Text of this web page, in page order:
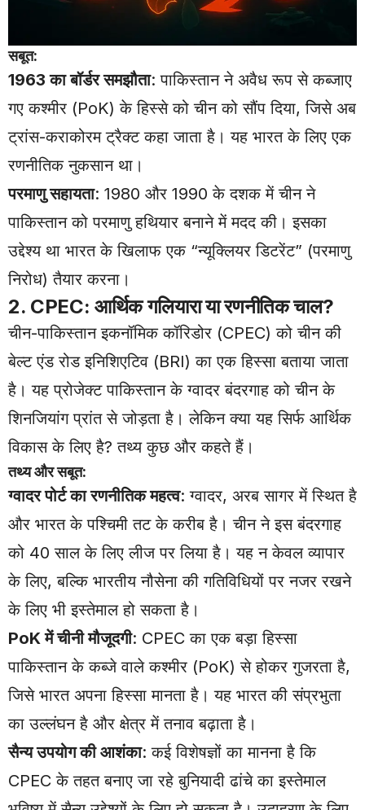
सबूत:
1963 का बॉर्डर समझौता: पाकिस्तान ने अवैध रूप से कब्जाए
गए कश्मीर (PoK) के हिस्से को चीन को सौंप दिया, जिसे अब
ट्रांस-कराकोरम ट्रैक्ट कहा जाता है। यह भारत के लिए एक
रणनीतिक नुकसान था।
परमाणु सहायता: 1980 और 1990 के दशक में चीन ने
पाकिस्तान को परमाणु हथियार बनाने में मदद की। इसका
उद्देश्य था भारत के खिलाफ एक “न्यूक्लियर डिटरेंट” (परमाणु
निरोध) तैयार करना।
2. CPEC: आर्थिक गलियारा या रणनीतिक चाल?
चीन-पाकिस्तान इकनॉमिक कॉरिडोर (CPEC) को चीन की
बेल्ट एंड रोड इनिशिएटिव (BRI) का एक हिस्सा बताया जाता
है। यह प्रोजेक्ट पाकिस्तान के ग्वादर बंदरगाह को चीन के
शिनजियांग प्रांत से जोड़ता है। लेकिन क्या यह सिर्फ आर्थिक
विकास के लिए है? तथ्य कुछ और कहते हैं।
तथ्य और सबूत:
ग्वादर पोर्ट का रणनीतिक महत्व: ग्वादर, अरब सागर में स्थित है
और भारत के पश्चिमी तट के करीब है। चीन ने इस बंदरगाह
को 40 साल के लिए लीज पर लिया है। यह न केवल व्यापार
के लिए, बल्कि भारतीय नौसेना की गतिविधियों पर नजर रखने
के लिए भी इस्तेमाल हो सकता है।
PoK में चीनी मौजूदगी: CPEC का एक बड़ा हिस्सा
पाकिस्तान के कब्जे वाले कश्मीर (PoK) से होकर गुजरता है,
जिसे भारत अपना हिस्सा मानता है। यह भारत की संप्रभुता
का उल्लंघन है और क्षेत्र में तनाव बढ़ाता है।
सैन्य उपयोग की आशंका: कई विशेषज्ञों का मानना है कि
CPEC के तहत बनाए जा रहे बुनियादी ढांचे का इस्तेमाल